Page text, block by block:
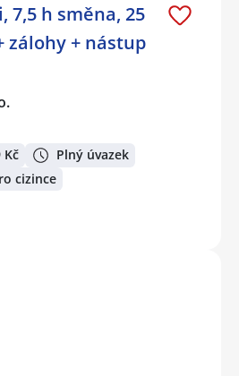
7,5 h směna, 25
zálohy + nástup
Kč
Plný úvazek
cizince